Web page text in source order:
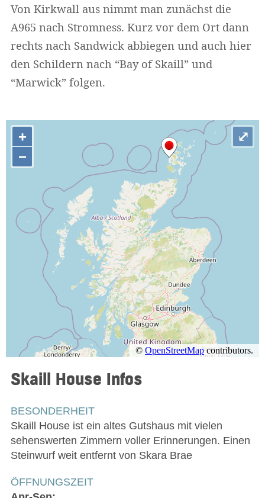
Von Kirkwall aus nimmt man zunächst die
A965 nach Stromness. Kurz vor dem Ort dann
rechts nach Sandwick abbiegen und auch hier
den Schildern nach “Bay of Skaill” und
“Marwick” folgen.
Skaill House Infos
BESONDERHEIT
Skaill House ist ein altes Gutshaus mit vielen
sehenswerten Zimmern voller Erinnerungen. Einen
Steinwurf weit entfernt von Skara Brae
ÖFFNUNGSZEIT